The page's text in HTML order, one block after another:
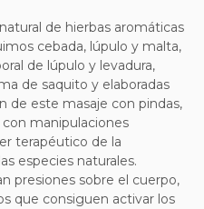
de hierbas aromáticas
cebada, lúpulo y malta,
de lúpulo y levadura,
de saquito y elaboradas
de este masaje con pindas,
manipulaciones
terapéutico de la
especies naturales.
presiones sobre el cuerpo,
que consiguen activar los